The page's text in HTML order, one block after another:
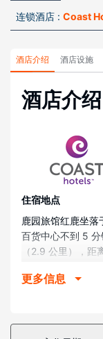
连锁酒店 : Coast
酒店介绍 酒店设施
酒店介绍
住宿地点
鹿园旅馆红鹿坐
百货中心不到 5
（2.9 公里），距
客房
求；同时提供免费
更多信息